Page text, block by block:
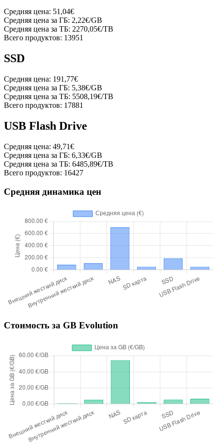
Средняя цена: 51,04€
Средняя цена за ГБ: 2,22€/GB
Средняя цена за ТБ: 2270,05€/TB
Всего продуктов: 13951
SSD
Средняя цена: 191,77€
Средняя цена за ГБ: 5,38€/GB
Средняя цена за ТБ: 5508,19€/TB
Всего продуктов: 17881
USB Flash Drive
Средняя цена: 49,71€
Средняя цена за ГБ: 6,33€/GB
Средняя цена за ТБ: 6485,89€/TB
Всего продуктов: 16427
Средняя динамика цен
Стоимость за GB Evolution